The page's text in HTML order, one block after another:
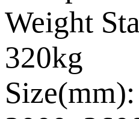
Weight
320kg
Size(mm):